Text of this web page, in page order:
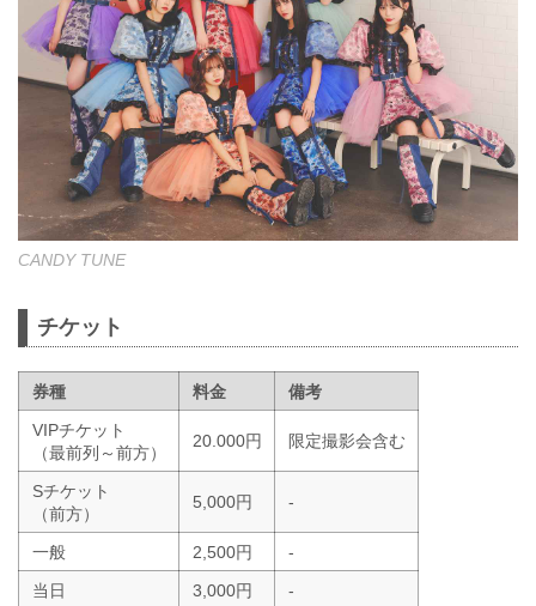
CANDY TUNE
チケット
券種 料金
備考
VIPチケット
（最前列～前方）
20.000円 限定撮影会含む
Sチケット
（前方）
5,000円 -
一般 2,500円
-
当日
3,000円 -